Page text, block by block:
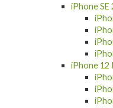
iPhone SE
iPhone 12